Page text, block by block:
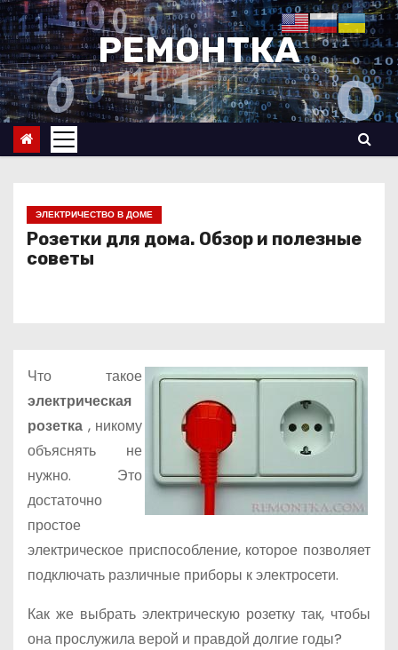
П
е
р
е
й
и
РЕМОНТКА
ЭЛЕКТРИЧЕСТВО В ДОМЕ
Розетки для дома. Обзор и полезные
советы
Что такое
электрическая
розетка , никому
объяснять не
нужно. Это
достаточно
простое
электрическое приспособление, которое позволяет
подключать различные приборы к электросети.
Как же выбрать электрическую розетку так, чтобы
она прослужила верой и правдой долгие годы?